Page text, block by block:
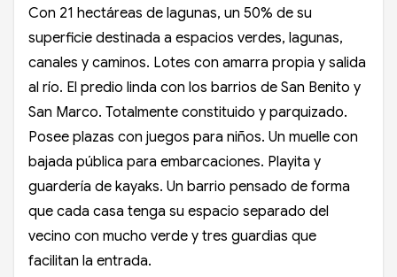
Con 21 hectáreas de lagunas, un 50% de su
superficie destinada a espacios verdes, lagunas,
canales y caminos. Lotes con amarra propia y salida
al río. El predio linda con los barrios de San Benito y
San Marco. Totalmente constituido y parquizado.
Posee plazas con juegos para niños. Un muelle con
bajada pública para embarcaciones. Playita y
guardería de kayaks. Un barrio pensado de forma
que cada casa tenga su espacio separado del
vecino con mucho verde y tres guardias que
facilitan la entrada.